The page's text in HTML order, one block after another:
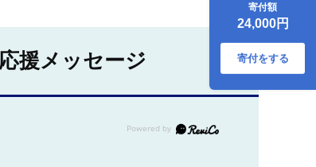
縄・離島への配送
不可
寄付額
24,000円
寄付をする
援メッセージ